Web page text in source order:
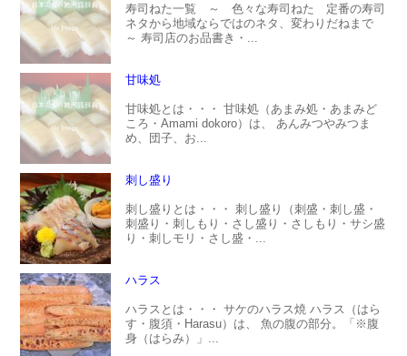
寿司ねた一覧 ～ 色々な寿司ねた 定番の寿司
ネタから地域ならではのネタ、変わりだねまで
～ 寿司店のお品書き・...
甘味処
甘味処とは・・・ 甘味処（あまみ処・あまみど
ころ・Amami dokoro）は、 あんみつやみつま
め、団子、お...
刺し盛り
刺し盛りとは・・・ 刺し盛り（刺盛・刺し盛・
刺盛り・刺しもり・さし盛り・さしもり・サシ盛
り・刺しモリ・さし盛・...
ハラス
ハラスとは・・・ サケのハラス焼 ハラス（はら
す・腹須・Harasu）は、 魚の腹の部分。「※腹
身（はらみ）」...